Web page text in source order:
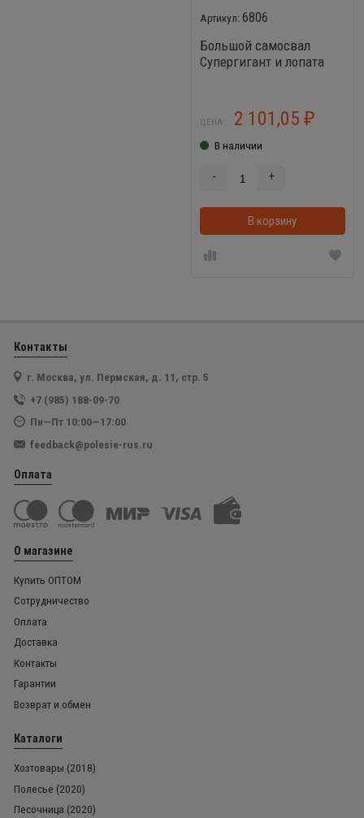
6806
Большой самосвал
Супергигант и лопата
ЦЕНА: 2 101,05 ₽
В наличии
- +
В корзину
Контакты
г. Москва, ул. Пермская, д. 11, стр. 5
+7 (985) 188-09-70
Пн—Пт 10:00—17:00
feedback@polesie-rus.ru
Оплата
О магазине
Купить ОПТОМ
Сотрудничество
Оплата
Доставка
Контакты
Гарантии
Возврат и обмен
Каталоги
Хозтовары (2018)
Полесье (2020)
Песочница (2020)